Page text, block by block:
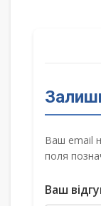
Ваш email
поля
Ваш